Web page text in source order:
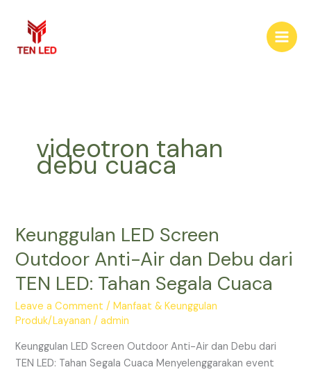
content
videotron tahan
debu cuaca
Keunggulan LED Screen
Outdoor Anti-Air dan Debu dari
TEN LED: Tahan Segala Cuaca
Leave a Comment /Manfaat & Keunggulan
Produk/Layanan /admin
Keunggulan LED Screen Outdoor Anti-Air dan Debu dari
TEN LED: Tahan Segala Cuaca Menyelenggarakan event
Keunggulan
Screen
Outdoor
Air
Debu
dari